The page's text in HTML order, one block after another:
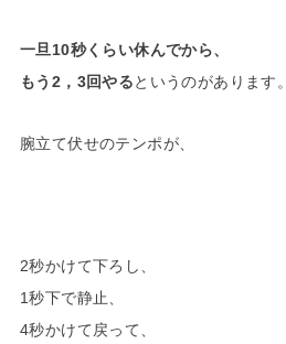
一旦10秒くらい休んでから、
もう2，3回やるというのがあります。
腕立て伏せのテンポが、
2秒かけて下ろし、
1秒下で静止、
4秒かけて戻って、